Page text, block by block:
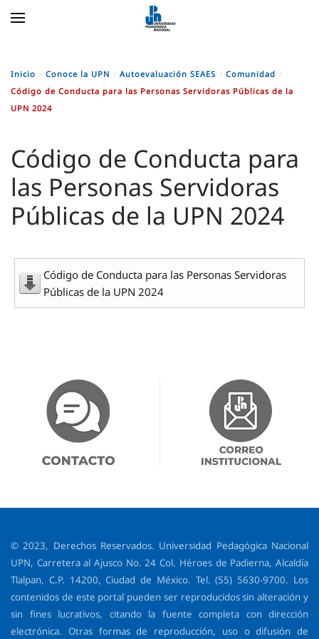
Inicio Conoce la UPN Autoevaluación SEAES
Comunidad
Código de Conducta para las Personas Servidoras Públicas de la
UPN 2024
Código de Conducta para
las Personas Servidoras
Públicas de la UPN 2024
Código de Conducta para las Personas Servidoras
Públicas de la UPN 2024
© 2023, Derechos Reservados. Universidad Pedagógica Nacional
UPN, Carretera al Ajusco No. 24 Col. Héroes de Padierna, Alcaldía
Tlalpan, C.P. 14200, Ciudad de México. Tel. (55) 5630-9700. Los
contenidos de este portal pueden ser reproducidos sin alteración y
sin fines lucrativos, citando la fuente completa con dirección
electrónica. Otras formas de reproducción, uso o difusión de